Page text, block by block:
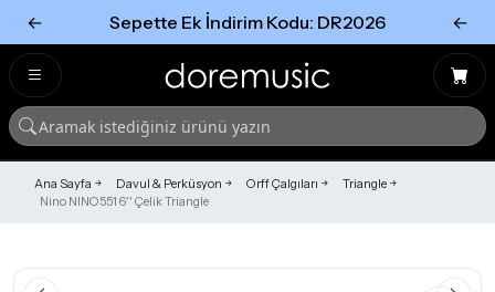
← Sepette Ek İndirim Kodu: DR2026 ←
Ana Sayfa Davul & Perküsyon Orff Çalgıları
Triangle
Nino NINO551 6'' Çelik Triangle
Tümünü Gör
Tümünü gör